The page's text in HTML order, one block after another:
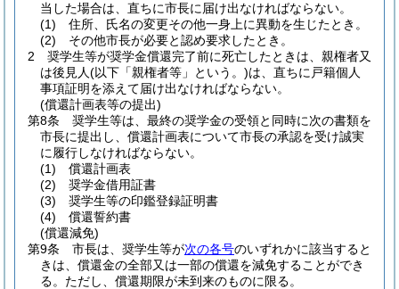
当した場合は、直ちに市長に届け出なければならない。
(1)
住所、氏名の変更その他一身上に異動を生じたとき。
(2)
その他市長が必要と認め要求したとき。
2
奨学生等が奨学金償還完了前に死亡したときは、親権者又
は後見人(以下「親権者等」という。)は、直ちに戸籍個人
事項証明を添えて届け出なければならない。
(償還計画表等の提出)
第8条
奨学生等は、最終の奨学金の受領と同時に次の書類を
市長に提出し、償還計画表について市長の承認を受け誠実
に履行しなければならない。
(1)
償還計画表
(2)
奨学金借用証書
(3)
奨学生等の印鑑登録証明書
(4)
償還誓約書
(償還減免)
第9条
市長は、奨学生等が次の各号のいずれかに該当すると
きは、償還金の全部又は一部の償還を減免することができ
る。 ただし、償還期限が未到来のものに限る。